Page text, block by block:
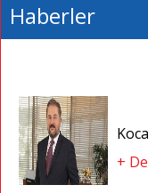
Haberler
+